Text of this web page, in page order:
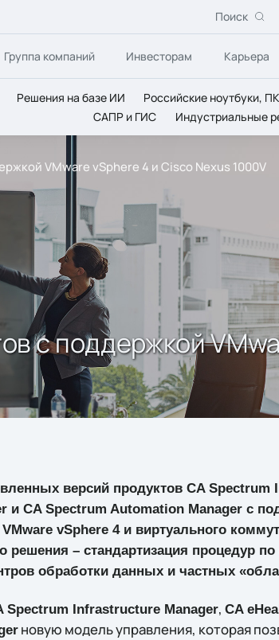
Поиск
Группа компаний Инвесторам Карьера
Решения на базе ИИ Российские ноутбуки,
САПР и ГИС
Индустриальные
VMware vSphere 4 и Cisco Nexus 1000V
с поддержкой
версий продуктов CA Spectrum
и CA Spectrum Automation Manager с
vSphere 4 и виртуального
решения – стандартизация процедур
обработки данных и частных
Spectrum Infrastructure Manager, CA
новую модель управления, которая